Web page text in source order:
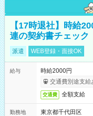
【17時退社】時給
連の契約書チェック
派遣 WEB登録・面接OK
給与
時給2000円
交通費別途支給
交通費 全額支給
勤務地
東京都千代田区